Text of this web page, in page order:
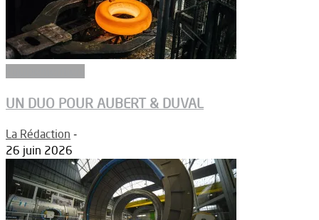
UN DUO POUR AUBERT & DUVAL
La Rédaction -
26 juin 2026